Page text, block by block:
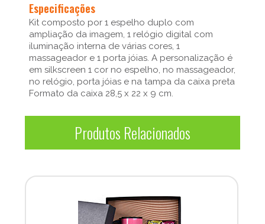
Especificações
Kit composto por 1 espelho duplo com
ampliação da imagem, 1 relógio digital com
iluminação interna de várias cores, 1
massageador e 1 porta jóias. A personalização é
em silkscreen 1 cor no espelho, no massageador,
no relógio, porta jóias e na tampa da caixa preta
Formato da caixa 28,5 x 22 x 9 cm.
Produtos Relacionados